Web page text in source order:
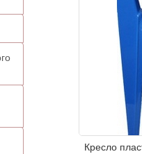
Кресло